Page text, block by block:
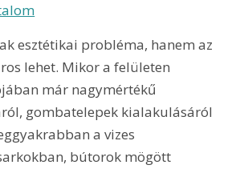
esztétikai probléma, hanem az
lehet. Mikor a felületen
már nagymértékű
gombatelepek kialakulásáról
a vizes
bútorok mögött